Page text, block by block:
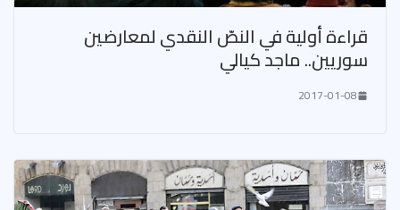
قراءة أولية في النصّ النقدي لمعارضين
سوريين.. ماجد كيالي
2017-01-08